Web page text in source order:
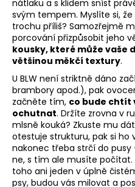
nátlaku a s klidem sníst
svým tempem. Myslíte si,
trochu příliš? Samozřejmě
porcování přizpůsobit jeho
kousky, které může vaše
většinou měkčí textury.
U BLW není striktně dáno
brambory apod.), pak
začněte tím, co bude chtít
ochutnat. Držíte zrovna v
mlsně kouká? Zkuste mu
otestuje strukturu, pak si ho
nakonec třeba strčí do
ne, s tím ale musíte
toho ani jeden v úplně
psy, budou vás milovat a
u
č
u
j
e
m
e